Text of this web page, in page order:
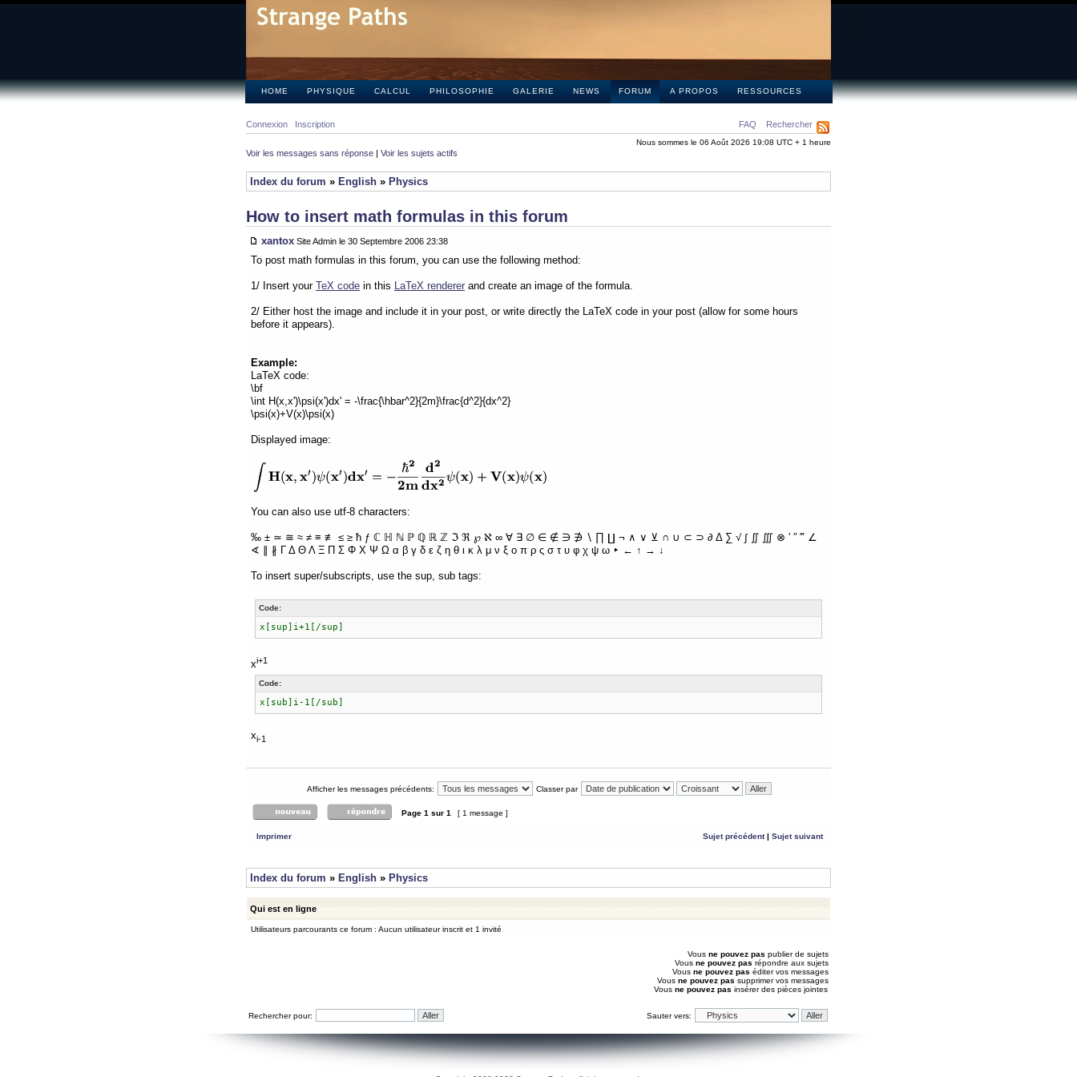
HOME PHYSIQUE CALCUL PHILOSOPHIE GALERIE NEWS FORUM A PROPOS RESSOURCES
FAQ Rechercher
Connexion Inscription
Nous sommes le 06 Août 2026 19:08 UTC + 1 heure
Voir les messages sans réponse | Voir les sujets actifs
Index du forum » English » Physics
How to insert math formulas in this forum
xantox Site Admin le 30 Septembre 2006 23:38
To post math formulas in this forum, you can use the following method:
1/ Insert your TeX code in this LaTeX renderer and create an image of the formula.
2/ Either host the image and include it in your post, or write directly the LaTeX code in your post (allow for some hours
before it appears).
Example:
LaTeX code:
\bf
\int H(x,x')\psi(x')dx' = -\frac{\hbar^2}{2m}\frac{d^2}{dx^2}
\psi(x)+V(x)\psi(x)
Displayed image:
You can also use utf-8 characters:
‰ ± ≃ ≅ ≈ ≠ ≡ ≢ ≤ ≥ ħ ƒ ℂ ℍ ℕ ℙ ℚ ℝ ℤ ℑ ℜ ℘ ℵ ∞ ∀ ∃ ∅ ∈ ∉ ∋ ∌ ∖ ∏ ∐ ¬ ∧ ∨ ⊻ ∩ ∪ ⊂ ⊃ ∂ Δ ∑ √ ∫ ∬ ∭ ⊗ ′ ″ ‴ ∠
∢ ∥ ∦ Γ Δ Θ Λ Ξ Π Σ Φ Χ Ψ Ω α β γ δ ε ζ η θ ι κ λ μ ν ξ ο π ρ ς σ τ υ φ χ ψ ω ‣ ← ↑ → ↓
To insert super/subscripts, use the sup, sub tags:
Code:
x[sup]i+1[/sup]
xi+1
Code:
x[sub]i-1[/sub]
xi-1
Afficher les messages précédents: Classer par
Page 1 sur 1 [ 1 message ]
Imprimer Sujet précédent| Sujet suivant
Index du forum » English » Physics
Qui est en ligne
Utilisateurs parcourants ce forum : Aucun utilisateur inscrit et 1 invité
Vous ne pouvez pas publier de sujets
Vous ne pouvez pas répondre aux sujets
Vous ne pouvez pas éditer vos messages
Vous ne pouvez pas supprimer vos messages
Vous ne pouvez pas insérer des pièces jointes
Rechercher pour: Sauter vers: